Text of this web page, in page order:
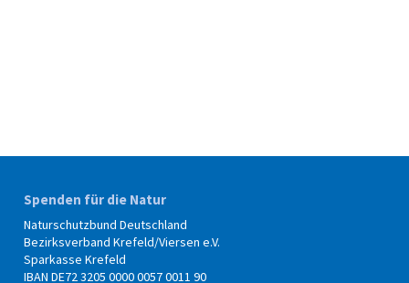
Spenden für die Natur
Naturschutzbund Deutschland
Bezirksverband Krefeld/Viersen e.V.
Sparkasse Krefeld
IBAN DE72 3205 0000 0057 0011 90